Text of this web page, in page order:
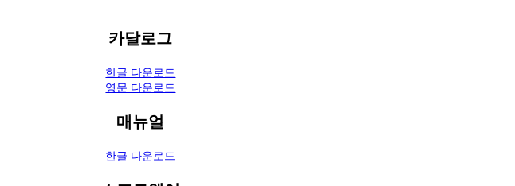
카달로그
한글 다운로드
영문 다운로드
매뉴얼
한글 다운로드